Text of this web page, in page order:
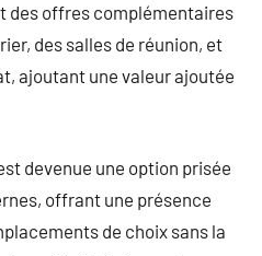
des offres complémentaires
des salles de réunion, et
ajoutant une valeur ajoutée
devenue une option prisée
offrant une présence
de choix sans la